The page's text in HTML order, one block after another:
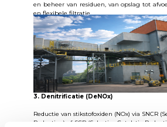
en beheer van residuen, van opslag tot
en flexibele filtratie.
3. Denitrificatie (DeNOx)
Reductie van stikstofoxiden (NOx) via SNCR
Reduction) of SCR (Selective Catalytic